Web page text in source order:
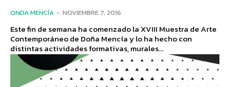
ONDA MENCÍA - NOVIEMBRE 7, 2016
Este fin de semana ha comenzado la XVIII Muestra de Arte
Contemporáneo de Doña Mencía y lo ha hecho con
distintas actividades formativas, murales...